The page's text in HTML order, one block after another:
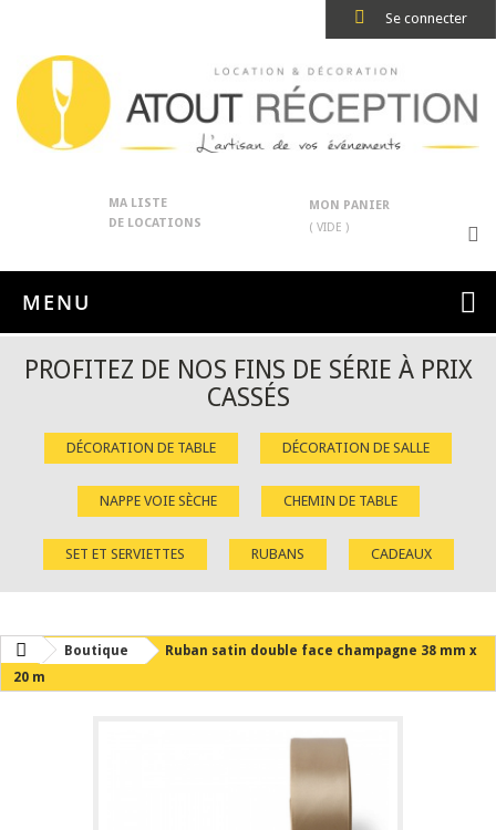
Se connecter
MA LISTE
DE LOCATIONS
MON PANIER
( VIDE )
MENU
PROFITEZ DE NOS FINS DE SÉRIE À PRIX
CASSÉS
DÉCORATION DE TABLE DÉCORATION DE SALLE
NAPPE VOIE SÈCHE CHEMIN DE TABLE
SET ET SERVIETTES RUBANS CADEAUX
Boutique
Ruban satin double face champagne 38 mm x
20 m